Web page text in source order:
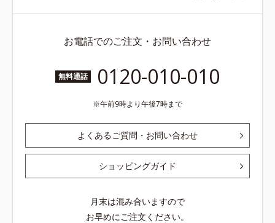
お電話でのご注文・お問い合わせ
無料通話 0120-010-010
午前9時より午後7時まで
よくあるご質問・お問い合わせ
ショッピングガイド
月末は混み合いますので
お早めにご注文ください。